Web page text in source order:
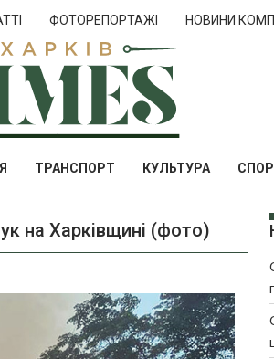
ФОТОРЕПОРТАЖІ НОВИНИ
ТРАНСПОРТ КУЛЬТУРА
на Харківщині (фото)